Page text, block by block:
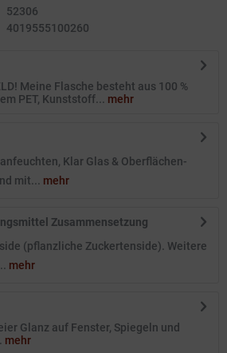
52306
4019555100260
Meine Flasche besteht aus 100 %
PET, Kunststoff... mehr
Klar Glas & Oberflächen-
mit... mehr
Zusammensetzung
(pflanzliche Zuckertenside). Weitere
mehr
Glanz auf Fenster, Spiegeln und
mehr